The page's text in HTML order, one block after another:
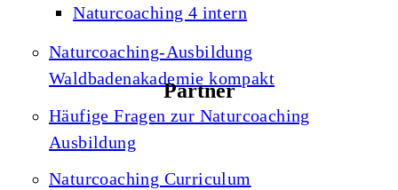
Naturcoaching 4 intern
Naturcoaching-Ausbildung
Waldbadenakademie kompakt
Häufige Fragen zur Naturcoaching
Ausbildung
Naturcoaching Curriculum
Partner